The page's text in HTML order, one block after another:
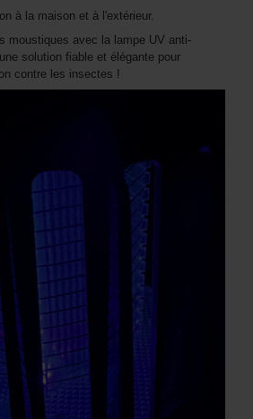
à la maison et à l'extérieur.
moustiques avec la lampe UV anti-
solution fiable et élégante pour
contre les insectes !